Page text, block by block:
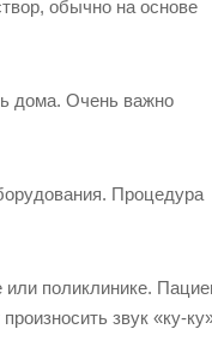
обычно на основе
дома. Очень важно
Процедура
или поликлинике.
звук «ку-